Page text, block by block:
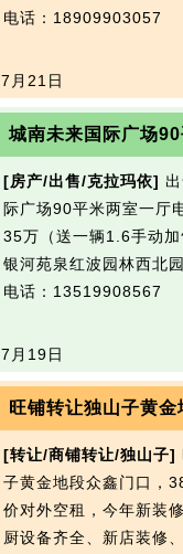
电话：18909903057
7月21日
城南未来国际广场
[房产/出售/克拉玛依]
际广场90平米两室一厅
35万（送一辆1.6手动
银河苑泉红波园林西北
电话：13519908567
7月19日
旺铺转让独山子黄金
[转让/商铺转让/独山子]
子黄金地段众鑫门口，
价对外空租，今年新装
厨设备齐全、新店装修